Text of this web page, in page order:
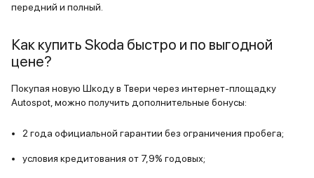
передний и полный.
Как купить Skoda быстро и по выгодной
цене?
Покупая новую Шкоду в Твери через интернет-площадку
Autospot, можно получить дополнительные бонусы:
2 года официальной гарантии без ограничения пробега;
условия кредитования от 7,9% годовых;